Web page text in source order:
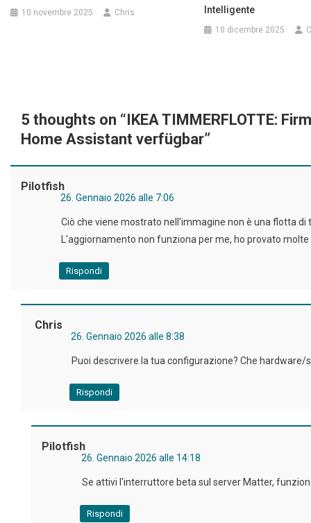
10 novembre 2025 Chris
Intelligente
10 dicembre 2025
5 thoughts on “IKEA TIMMERFLOTTE:
Home Assistant verfügbar”
Pilotfish
26. Gennaio 2026 alle 7:06
Ciò che viene mostrato nell'immagine non è una flotta di
L'aggiornamento non funziona per me, ho provato
Rispondi
Chris
26. Gennaio 2026 alle 8:38
Puoi descrivere la tua configurazione? Che
Rispondi
Pilotfish
26. Gennaio 2026 alle 14:18
Se attivi l'interruttore beta sul server Matter,
Rispondi